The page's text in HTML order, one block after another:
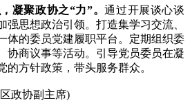
聚政协之“力”。通过开展谈心谈
强思想政治引领。打造集学习交流、
体的委员党建履职平台。定期组织委
协商议事等活动。引导党员委员在凝
的方针政策，带头服务群众。
政协副主席)